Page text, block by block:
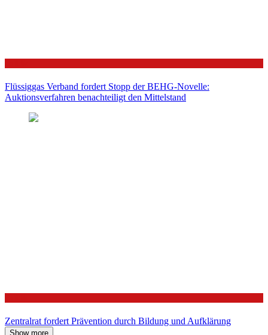
Flüssiggas Verband fordert Stopp der BEHG-Novelle:
Auktionsverfahren benachteiligt den Mittelstand
Zentralrat fordert Prävention durch Bildung und Aufklärung
Show more